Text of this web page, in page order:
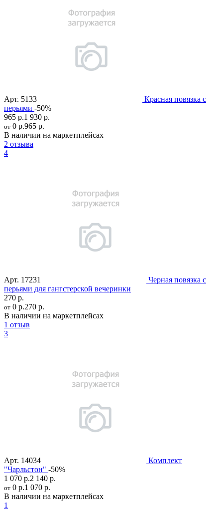
Арт. 5133
Красная повязка с
перьями -50%
965 р.1 930 р.
от 0 р.965 р.
В наличии на маркетплейсах
2 отзыва
4
Арт. 17231
Черная повязка с
перьями для гангстерской вечеринки
270 р.
от 0 р.270 р.
В наличии на маркетплейсах
1 отзыв
3
Арт. 14034
Комплект
"Чарльстон" -50%
1 070 р.2 140 р.
от 0 р.1 070 р.
В наличии на маркетплейсах
1